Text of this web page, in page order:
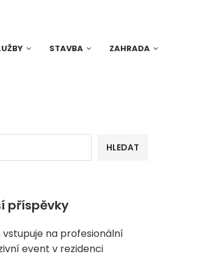
STAVBA ZAHRADA
HLEDAT
příspěvky
na profesionální
event v rezidenci